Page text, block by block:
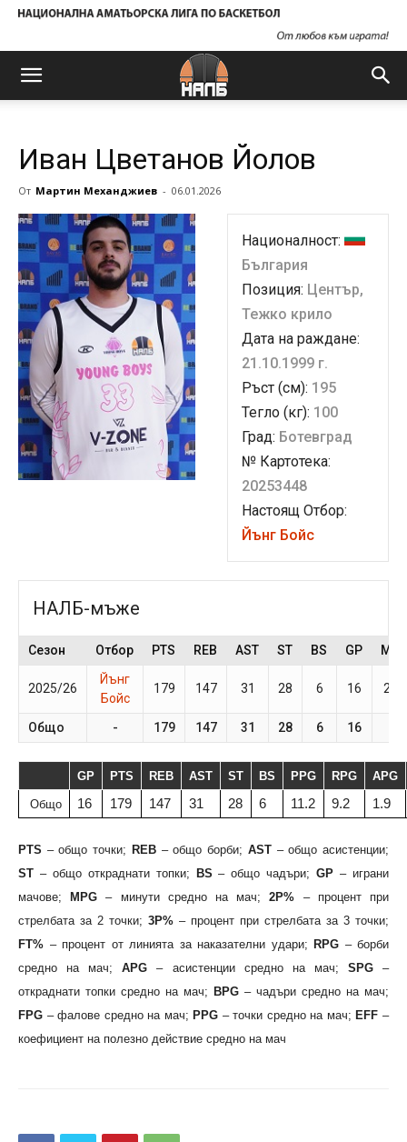
Иван Цветанов Йолов
От Мартин Механджиев - 06.01.2026
Националност:
България
Позиция: Център,
Тежко крило
Дата на раждане:
21.10.1999 г.
Ръст (см): 195
Тегло (кг): 100
Град: Ботевград
№ Картотека:
20253448
Настоящ Отбор:
Йънг Бойс
НАЛБ-мъже
Сезон Отбор PTS REB AST ST BS GP
2025/26
Йънг
Бойс
179 147 31 28 6 16 26.3
Общо - 179 147 31 28 6 16
GP PTS REB AST ST BS PPG RPG APG
Общо 16 179 147 31 28 6 11.2 9.2 1.9
PTS – общо точки; REB– общо борби; AST– общо асистенции;
ST – общо откраднати топки; BS – общо чадъри;GP – играни
мачове;
MPG – минути средно на мач;2P% – процент при
стрелбата за 2 точки; 3P% – процент при стрелбата за 3 точки;
FT% – процент от линията за наказателни удари; RPG – борби
средно на мач;APG – асистенции средно на мач; SPG–
откраднати топки средно на мач; BPG – чадъри средно на мач;
FPG – фалове средно на мач; PPG – точки средно на мач; EFF –
коефициент на полезно действие средно на мач